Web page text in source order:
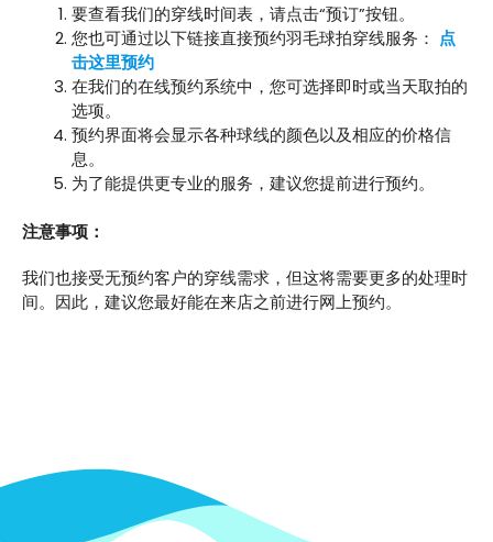
要查看我们的穿线时间表，请点击“预订”按钮。
您也可通过以下链接直接预约羽毛球拍穿线服务： 点
击这里预约
在我们的在线预约系统中，您可选择即时或当天取拍的
选项。
预约界面将会显示各种球线的颜色以及相应的价格信
息。
为了能提供更专业的服务，建议您提前进行预约。
注意事项：
我们也接受无预约客户的穿线需求，但这将需要更多的处理时
间。因此，建议您最好能在来店之前进行网上预约。